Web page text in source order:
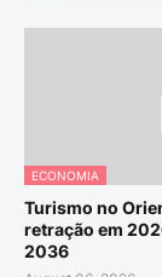
ECONOMIA
Turismo no
retração em
2036